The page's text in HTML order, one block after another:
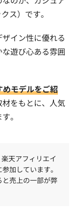
ス）です。
イン性に優れる
遊び心ある雰囲
モデルをご紹
をもとに、人気
。
天アフィリエイ
加しています。
売上の一部が弊